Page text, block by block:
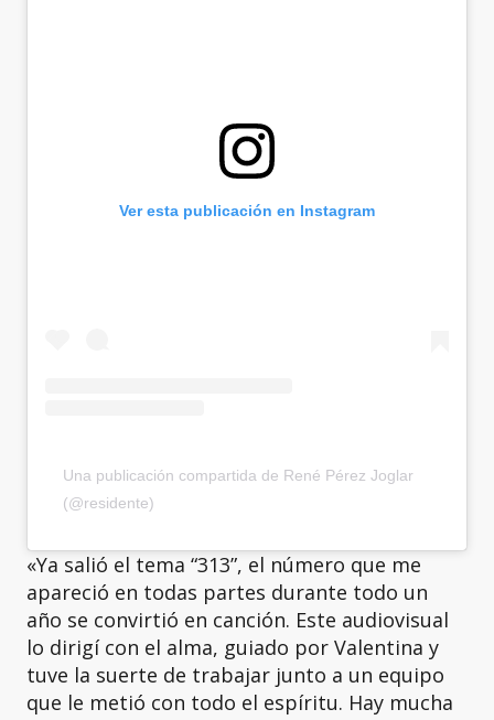
Ver esta publicación en Instagram
Una publicación compartida de René Pérez Joglar
(@residente)
«Ya salió el tema “313”, el número que me
apareció en todas partes durante todo un
año se convirtió en canción. Este audiovisual
lo dirigí con el alma, guiado por Valentina y
tuve la suerte de trabajar junto a un equipo
que le metió con todo el espíritu. Hay mucha